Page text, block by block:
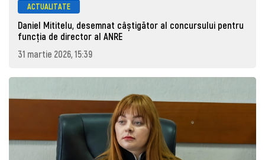
ACTUALITATE
Daniel Mititelu, desemnat câștigător al concursului pentru
funcția de director al ANRE
31 martie 2026, 15:39